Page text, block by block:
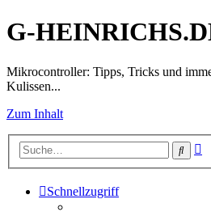
G-
Mikrocontroller: Tipps, Tricks und
Kulissen...
Zum Inhalt
Suche
Schnellzugriff